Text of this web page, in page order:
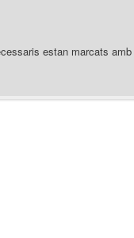
estan marcats amb